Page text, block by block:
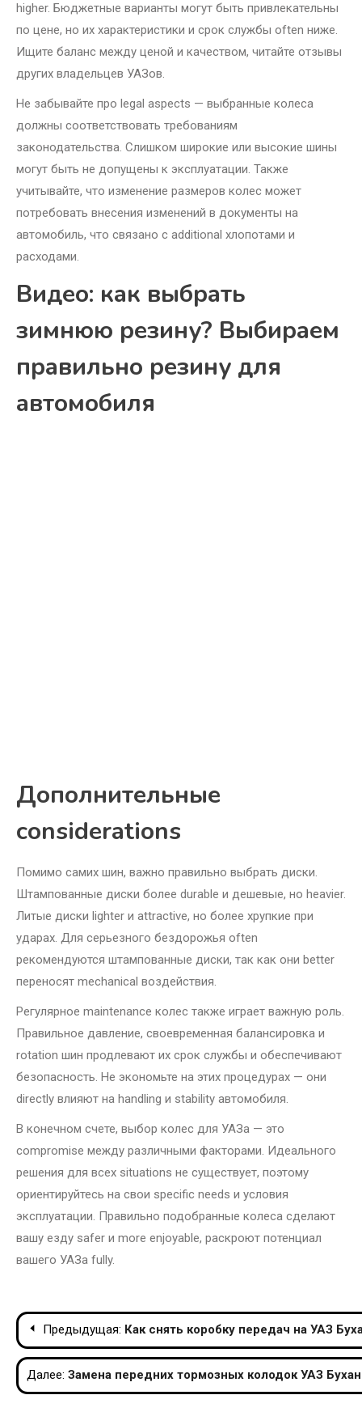
higher. Бюджетные варианты могут быть привлекательны
по цене, но их характеристики и срок службы often ниже.
Ищите баланс между ценой и качеством, читайте отзывы
других владельцев УАЗов.
Не забывайте про legal aspects — выбранные колеса
должны соответствовать требованиям
законодательства. Слишком широкие или высокие шины
могут быть не допущены к эксплуатации. Также
учитывайте, что изменение размеров колес может
потребовать внесения изменений в документы на
автомобиль, что связано с additional хлопотами и
расходами.
Видео: как выбрать
зимнюю резину? Выбираем
правильно резину для
автомобиля
Дополнительные
considerations
Помимо самих шин, важно правильно выбрать диски.
Штампованные диски более durable и дешевые, но heavier.
Литые диски lighter и attractive, но более хрупкие при
ударах. Для серьезного бездорожья often
рекомендуются штампованные диски, так как они better
переносят mechanical воздействия.
Регулярное maintenance колес также играет важную роль.
Правильное давление, своевременная балансировка и
rotation шин продлевают их срок службы и обеспечивают
безопасность. Не экономьте на этих процедурах — они
directly влияют на handling и stability автомобиля.
В конечном счете, выбор колес для УАЗа — это
compromise между различными факторами. Идеального
решения для всех situations не существует, поэтому
ориентируйтесь на свои specific needs и условия
эксплуатации. Правильно подобранные колеса сделают
вашу езду safer и more enjoyable, раскроют потенциал
вашего УАЗа fully.
Навигация
по
записям
Предыдущая: Как снять коробку передач на УАЗ
Далее: Замена передних тормозных колодок УАЗ